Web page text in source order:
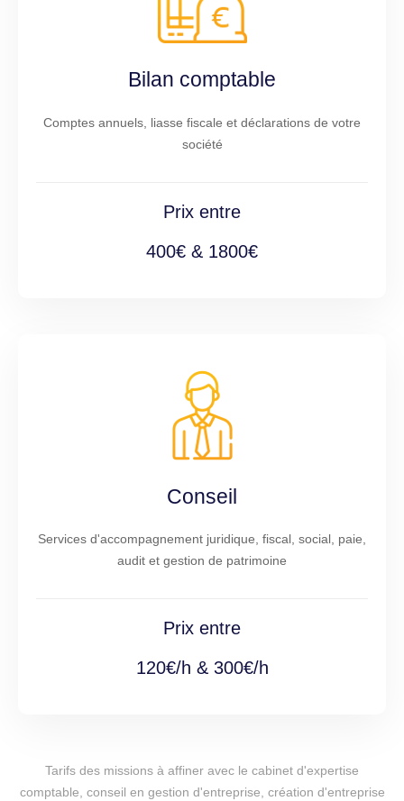
Bilan comptable
Comptes annuels, liasse fiscale et déclarations de votre
société
Prix entre
400€ & 1800€
Conseil
Services d'accompagnement juridique, fiscal, social, paie,
audit et gestion de patrimoine
Prix entre
120€/h & 300€/h
Tarifs des missions à affiner avec le cabinet d'expertise
comptable, conseil en gestion d'entreprise, création d'entreprise